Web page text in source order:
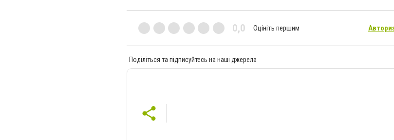
0,0 Оцініть першим
Поділіться та підписуйтесь на наші джерела